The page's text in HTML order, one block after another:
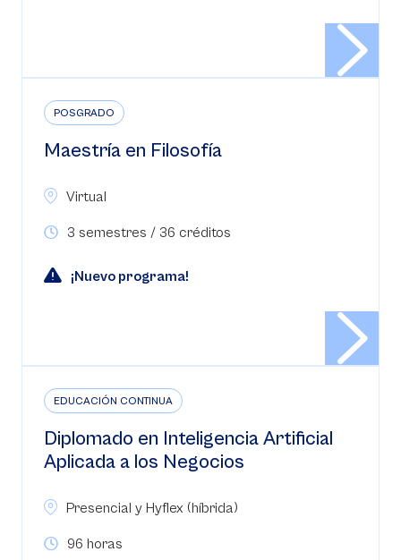
POSGRADO
Maestría en Filosofía
Virtual
3 semestres / 36 créditos
¡Nuevo programa!
EDUCACIÓN CONTINUA
Diplomado en Inteligencia Artificial
Aplicada a los Negocios
Presencial y Hyflex (híbrida)
96 horas